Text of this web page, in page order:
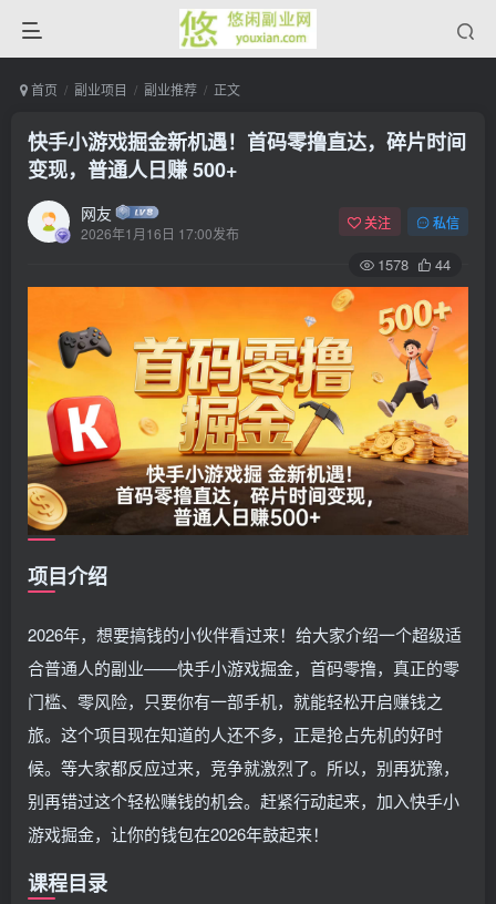
首页 副业项目 副业推荐 正文
快手小游戏掘金新机遇！首码零撸直达，碎片时间
变现，普通人日赚 500+
网友
2026年1月16日 17:00发布
关注 私信
1578 44
项目介绍
2026年，想要搞钱的小伙伴看过来！给大家介绍一个超级适
合普通人的副业——快手小游戏掘金，首码零撸，真正的零
门槛、零风险，只要你有一部手机，就能轻松开启赚钱之
旅。这个项目现在知道的人还不多，正是抢占先机的好时
候。等大家都反应过来，竞争就激烈了。所以，别再犹豫，
别再错过这个轻松赚钱的机会。赶紧行动起来，加入快手小
游戏掘金，让你的钱包在2026年鼓起来！
课程目录